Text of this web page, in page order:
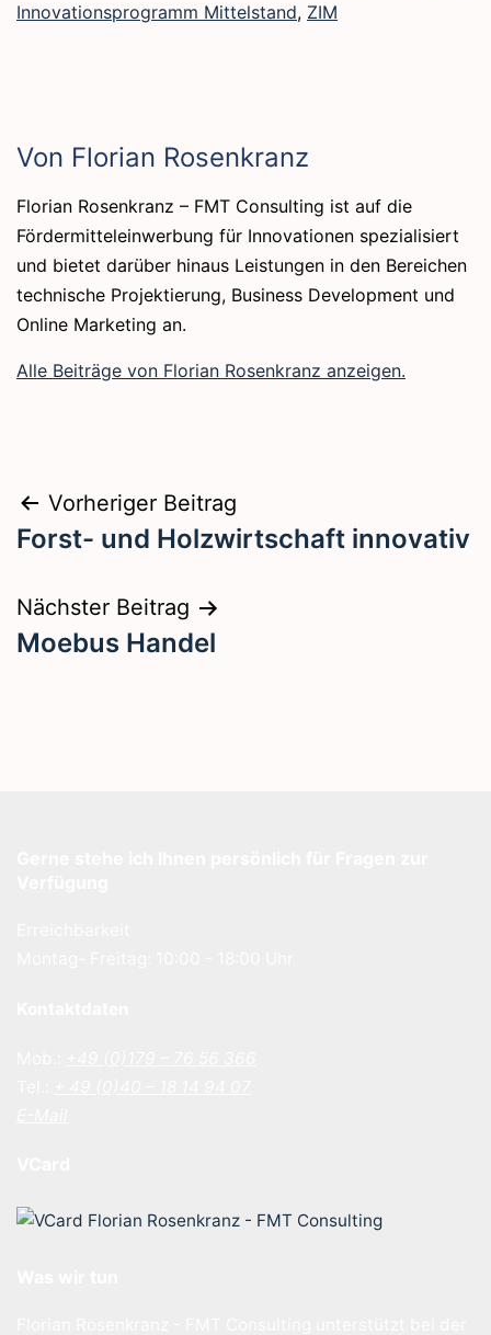
Innovationsprogramm Mittelstand, ZIM
Von Florian Rosenkranz
Florian Rosenkranz – FMT Consulting ist auf die
Fördermitteleinwerbung für Innovationen spezialisiert
und bietet darüber hinaus Leistungen in den Bereichen
technische Projektierung, Business Development und
Online Marketing an.
Alle Beiträge von Florian Rosenkranz anzeigen.
Beitragsnavigation
Vorheriger Beitrag
Forst- und Holzwirtschaft innovativ
Nächster Beitrag
Moebus Handel